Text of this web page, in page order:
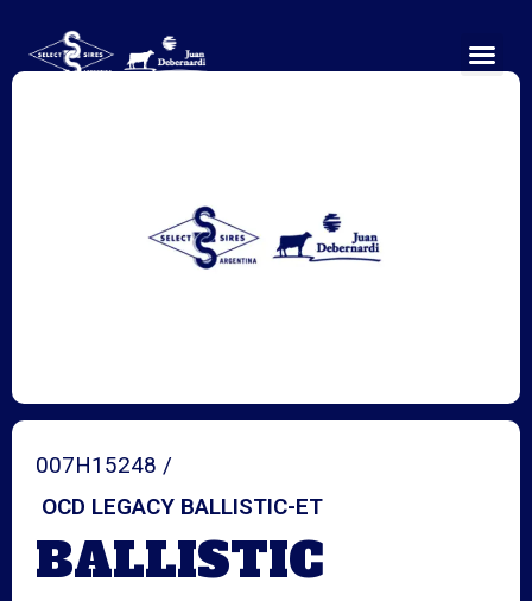
contenido
007H15248 /
OCD LEGACY BALLISTIC-ET
BALLISTIC